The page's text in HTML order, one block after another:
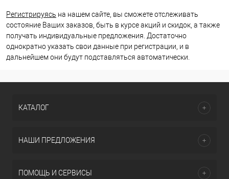
Регистрируясь на нашем сайте, вы сможете отслеживать
состояние Ваших заказов, быть в курсе акций и скидок, а также
получать индивидуальные предложения. Достаточно
однократно указать свои данные при регистрации, и в
дальнейшем они будут подставляться автоматически.
КАТАЛОГ
НАШИ ПРЕДЛОЖЕНИЯ
ПОМОЩЬ И СЕРВИСЫ